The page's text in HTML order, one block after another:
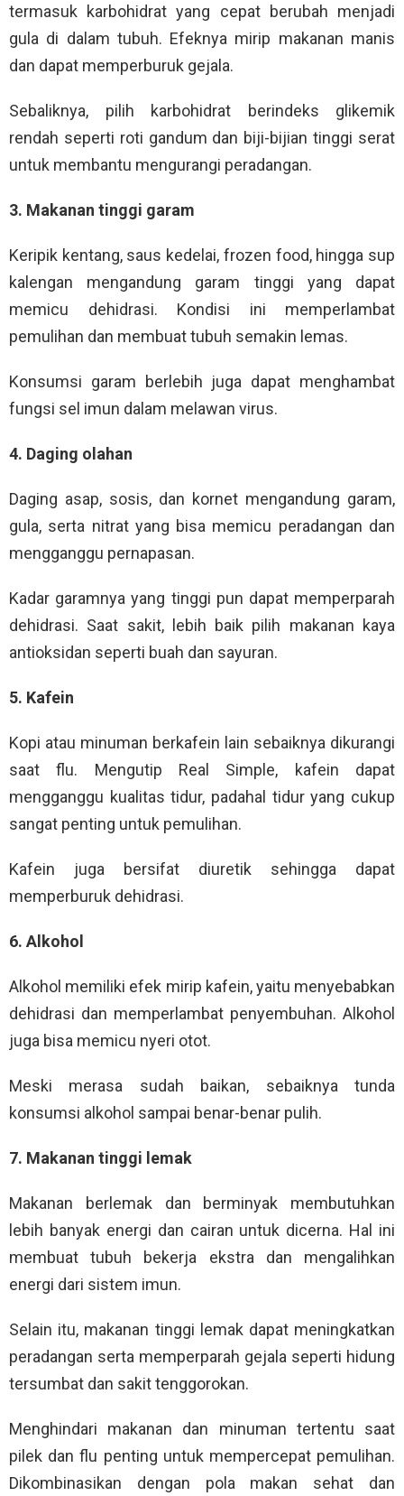
termasuk karbohidrat yang cepat berubah menjadi
gula di dalam tubuh. Efeknya mirip makanan manis
dan dapat memperburuk gejala.
Sebaliknya, pilih karbohidrat berindeks glikemik
rendah seperti roti gandum dan biji-bijian tinggi serat
untuk membantu mengurangi peradangan.
3. Makanan tinggi garam
Keripik kentang, saus kedelai, frozen food, hingga sup
kalengan mengandung garam tinggi yang dapat
memicu dehidrasi. Kondisi ini memperlambat
pemulihan dan membuat tubuh semakin lemas.
Konsumsi garam berlebih juga dapat menghambat
fungsi sel imun dalam melawan virus.
4. Daging olahan
Daging asap, sosis, dan kornet mengandung garam,
gula, serta nitrat yang bisa memicu peradangan dan
mengganggu pernapasan.
Kadar garamnya yang tinggi pun dapat memperparah
dehidrasi. Saat sakit, lebih baik pilih makanan kaya
antioksidan seperti buah dan sayuran.
5. Kafein
Kopi atau minuman berkafein lain sebaiknya dikurangi
saat flu. Mengutip Real Simple, kafein dapat
mengganggu kualitas tidur, padahal tidur yang cukup
sangat penting untuk pemulihan.
Kafein juga bersifat diuretik sehingga dapat
memperburuk dehidrasi.
6. Alkohol
Alkohol memiliki efek mirip kafein, yaitu menyebabkan
dehidrasi dan memperlambat penyembuhan. Alkohol
juga bisa memicu nyeri otot.
Meski merasa sudah baikan, sebaiknya tunda
konsumsi alkohol sampai benar-benar pulih.
7. Makanan tinggi lemak
Makanan berlemak dan berminyak membutuhkan
lebih banyak energi dan cairan untuk dicerna. Hal ini
membuat tubuh bekerja ekstra dan mengalihkan
energi dari sistem imun.
Selain itu, makanan tinggi lemak dapat meningkatkan
peradangan serta memperparah gejala seperti hidung
tersumbat dan sakit tenggorokan.
Menghindari makanan dan minuman tertentu saat
pilek dan flu penting untuk mempercepat pemulihan.
Dikombinasikan dengan pola makan sehat dan